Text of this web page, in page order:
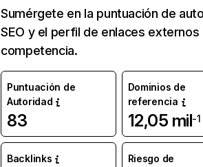
Sumérgete en la puntuación de
SEO y el perfil de enlaces externos
competencia.
Puntuación de
Autoridad
83
Dominios de
referencia
12,05 mil-1
Backlinks Riesgo de